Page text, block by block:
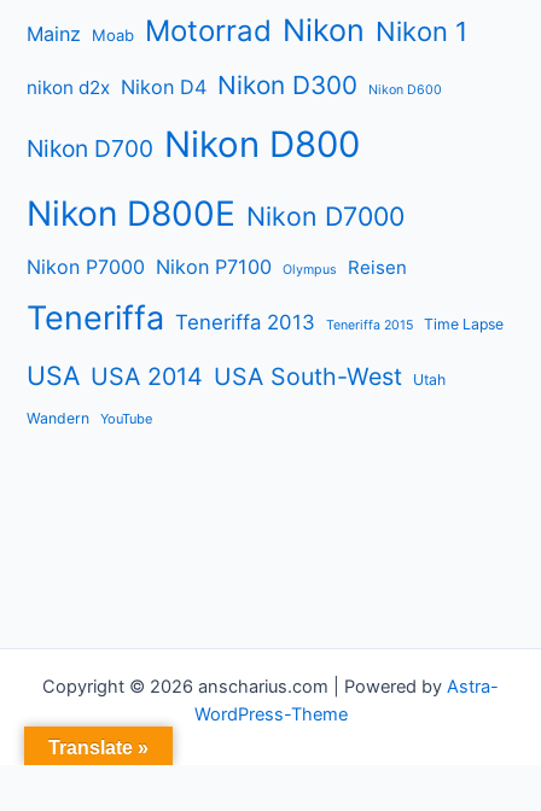
Mainz Moab Motorrad Nikon Nikon 1
nikon d2x Nikon D4 Nikon D300 Nikon D600
Nikon D700 Nikon D800
Nikon D800E Nikon D7000
Nikon P7000 Nikon P7100 Olympus Reisen
Teneriffa Teneriffa 2013 Teneriffa 2015 Time Lapse
USA USA 2014 USA South-West Utah
Wandern YouTube
Copyright © 2026 anscharius.com | Powered by Astra-
WordPress-Theme
Translate »